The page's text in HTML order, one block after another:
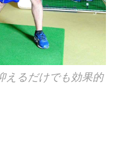
えるだけでも効果的